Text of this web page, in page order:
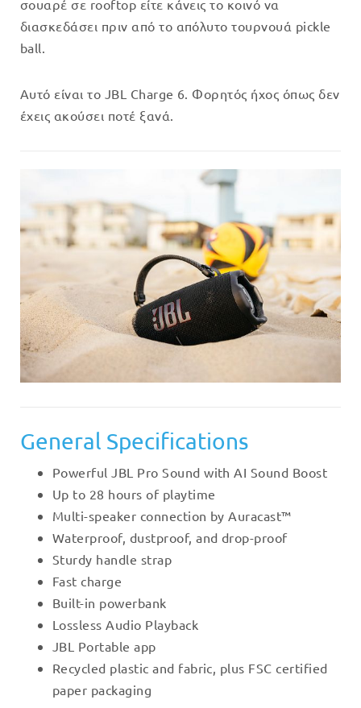
σουαρέ σε rooftop είτε κάνεις το κοινό να
διασκεδάσει πριν από το απόλυτο τουρνουά pickle
ball.
Αυτό είναι το JBL Charge 6. Φορητός ήχος όπως δεν
έχεις ακούσει ποτέ ξανά.
General Specifications
Powerful JBL Pro Sound with AI Sound Boost
Up to 28 hours of playtime
Multi-speaker connection by Auracast™
Waterproof, dustproof, and drop-proof
Sturdy handle strap
Fast charge
Built-in powerbank
Lossless Audio Playback
JBL Portable app
Recycled plastic and fabric, plus FSC certified
paper packaging